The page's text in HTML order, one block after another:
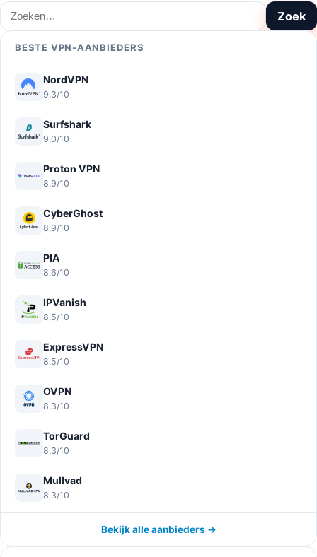
Zoeken Zoek
BESTE VPN-AANBIEDERS
NordVPN
9,3/10
Surfshark
9,0/10
Proton VPN
8,9/10
CyberGhost
8,9/10
PIA
8,6/10
IPVanish
8,5/10
ExpressVPN
8,5/10
OVPN
8,3/10
TorGuard
8,3/10
Mullvad
8,3/10
Bekijk alle aanbieders →